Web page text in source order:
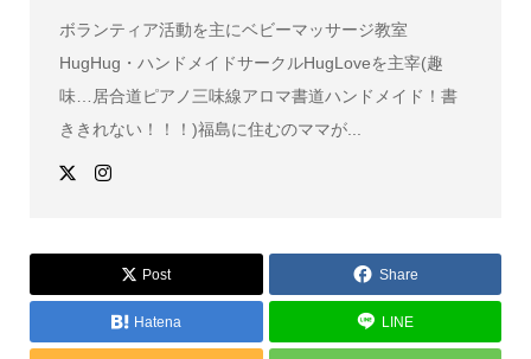
ボランティア活動を主にベビーマッサージ教室
HugHug・ハンドメイドサークルHugLoveを主宰(趣
味…居合道ピアノ三味線アロマ書道ハンドメイド！書
ききれない！！！)福島に住むのママが...
Post Share
Hatena LINE